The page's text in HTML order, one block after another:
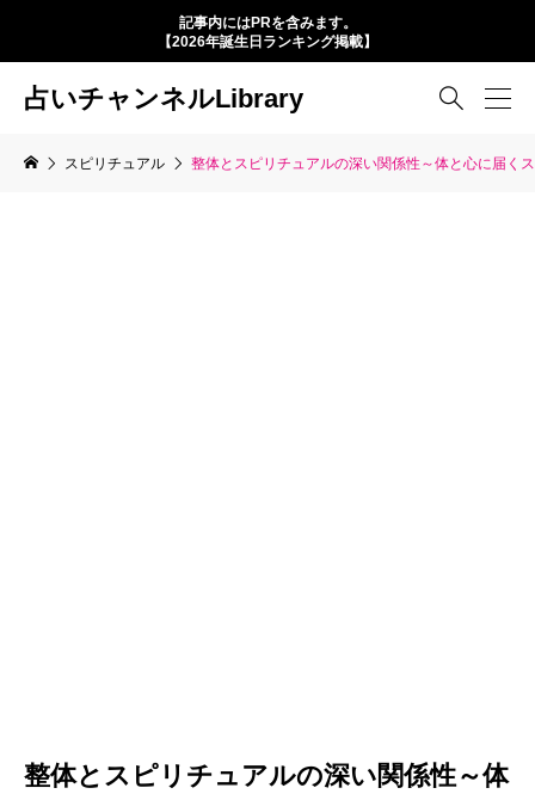
記事内にはPRを含みます。
【2026年誕生日ランキング掲載】
占いチャンネルLibrary 
スピリチュアル 整体とスピリチュアルの深い関係性～体と心に届く
整体とスピリチュアルの深い関係性～体